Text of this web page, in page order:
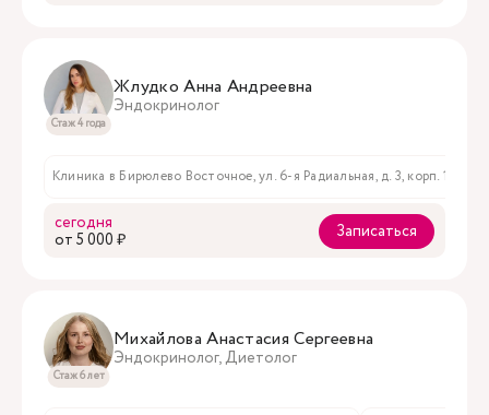
Стаж 4 года
Жлудко Анна Андреевна
Эндокринолог
Клиника в Бирюлево Восточное, ул. 6-я Радиальная, д. 3, корп. 1
сегодня
oт 5 000 ₽
Записаться
Стаж 6 лет
Михайлова Анастасия Сергеевна
Эндокринолог, Диетолог